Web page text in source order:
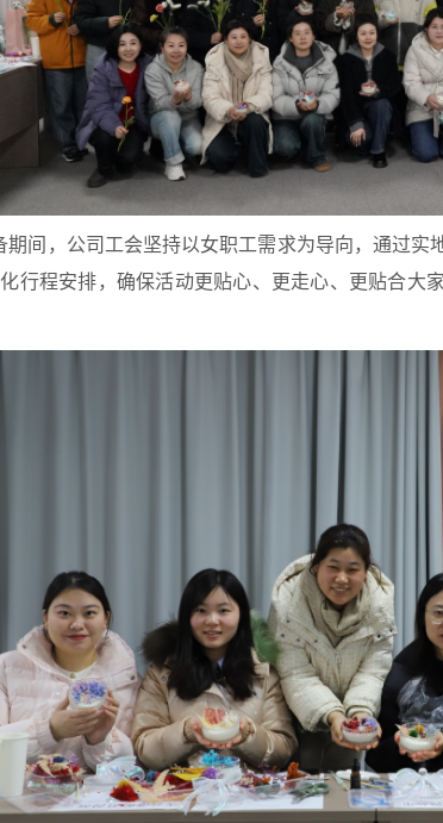
期间，公司工会坚持以女职工需求为导向，通过
行程安排，确保活动更贴心、更走心、更贴合大